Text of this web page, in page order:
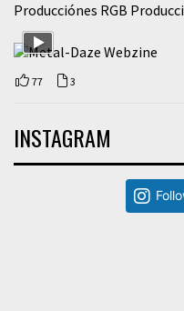
Producciónes RGB
77 3
INSTAGRAM